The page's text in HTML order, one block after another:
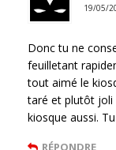
19/05/
Donc tu ne
feuilletant
tout aimé le
taré et plutôt joli
kiosque aussi.
RÉPONDRE